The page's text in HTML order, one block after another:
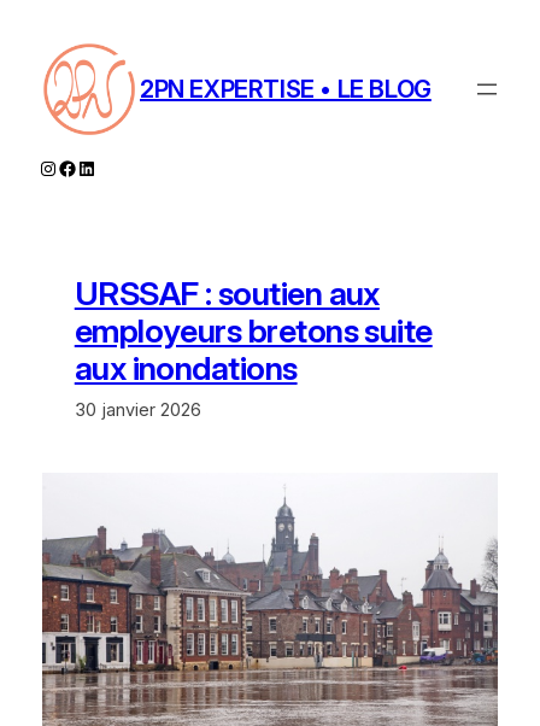
contenu
2PN EXPERTISE • LE BLOG
Instagram
Facebook
LinkedIn
URSSAF : soutien aux
employeurs bretons suite
aux inondations
30 janvier 2026